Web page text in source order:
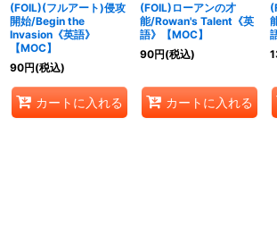
(FOIL)(フルアート)侵攻
開始/Begin the
Invasion《英語》
【MOC】
90円(税込)
カートに入れる
(FOIL)ローアンの才
能/Rowan's Talent《英
語》【MOC】
90円(税込)
カートに入れる